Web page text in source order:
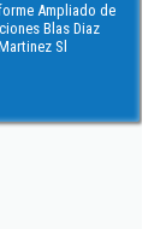
Ampliado de
Blas Diaz
Sl